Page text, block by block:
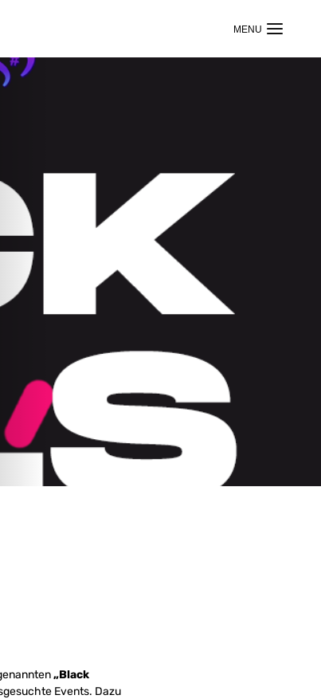
„Black
Events. Dazu